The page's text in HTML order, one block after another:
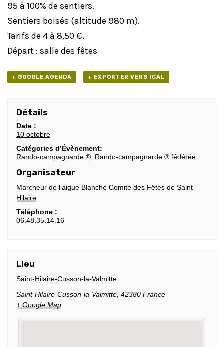
95 à 100% de sentiers.
Sentiers boisés (altitude 980 m).
Tarifs de 4 à 8,50 €.
Départ : salle des fêtes
+ GOOGLE AGENDA + EXPORTER VERS ICAL
Détails
Date :
10 octobre
Catégories d’Évènement:
Rando-campagnarde ®, Rando-campagnarde ® fédérée
Organisateur
Marcheur de l’aigue Blanche Comité des Fêtes de Saint
Hilaire
Téléphone :
06.48.35.14.16
Lieu
Saint-Hilaire-Cusson-la-Valmitte
Saint-Hilaire-Cusson-la-Valmitte, 42380 France
+ Google Map